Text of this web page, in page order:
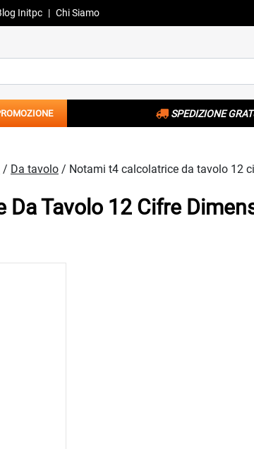
Initpc | Chi Siamo
SPEDIZIONE
/ Da tavolo / Notami t4 calcolatrice da tavolo 12
Da Tavolo 12 Cifre